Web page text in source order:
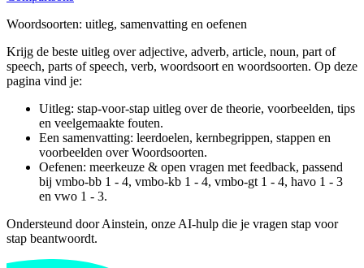
Woordsoorten: uitleg, samenvatting en oefenen
Krijg de beste uitleg over adjective, adverb, article, noun, part of
speech, parts of speech, verb, woordsoort en woordsoorten. Op deze
pagina vind je:
Uitleg: stap-voor-stap uitleg over de theorie, voorbeelden, tips
en veelgemaakte fouten.
Een samenvatting: leerdoelen, kernbegrippen, stappen en
voorbeelden overWoordsoorten.
Oefenen: meerkeuze & open vragen met feedback, passend
bij vmbo-bb 1 - 4, vmbo-kb 1 - 4, vmbo-gt 1 - 4, havo 1 - 3
en vwo 1 - 3.
Ondersteund door Ainstein, onze AI-hulp die je vragen stap voor
stap beantwoordt.